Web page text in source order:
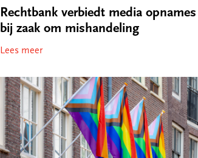
Rechtbank verbiedt media opnames
bij zaak om mishandeling
Lees meer